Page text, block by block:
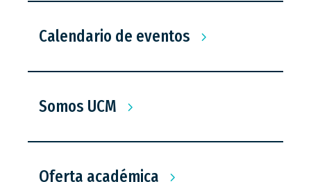
Calendario de eventos
Somos UCM
Oferta académica